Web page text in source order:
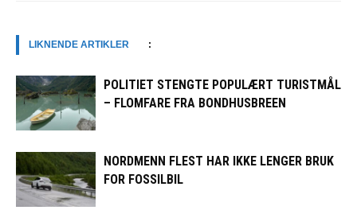
LIKNENDE ARTIKLER :
POLITIET STENGTE POPULÆRT TURISTMÅL
– FLOMFARE FRA BONDHUSBREEN
NORDMENN FLEST HAR IKKE LENGER BRUK
FOR FOSSILBIL